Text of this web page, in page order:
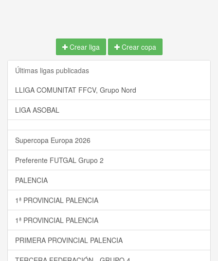
Crear liga Crear copa
Últimas ligas publicadas
LLIGA COMUNITAT FFCV, Grupo Nord
LIGA ASOBAL
Supercopa Europa 2026
Preferente FUTGAL Grupo 2
PALENCIA
1ª PROVINCIAL PALENCIA
1ª PROVINCIAL PALENCIA
PRIMERA PROVINCIAL PALENCIA